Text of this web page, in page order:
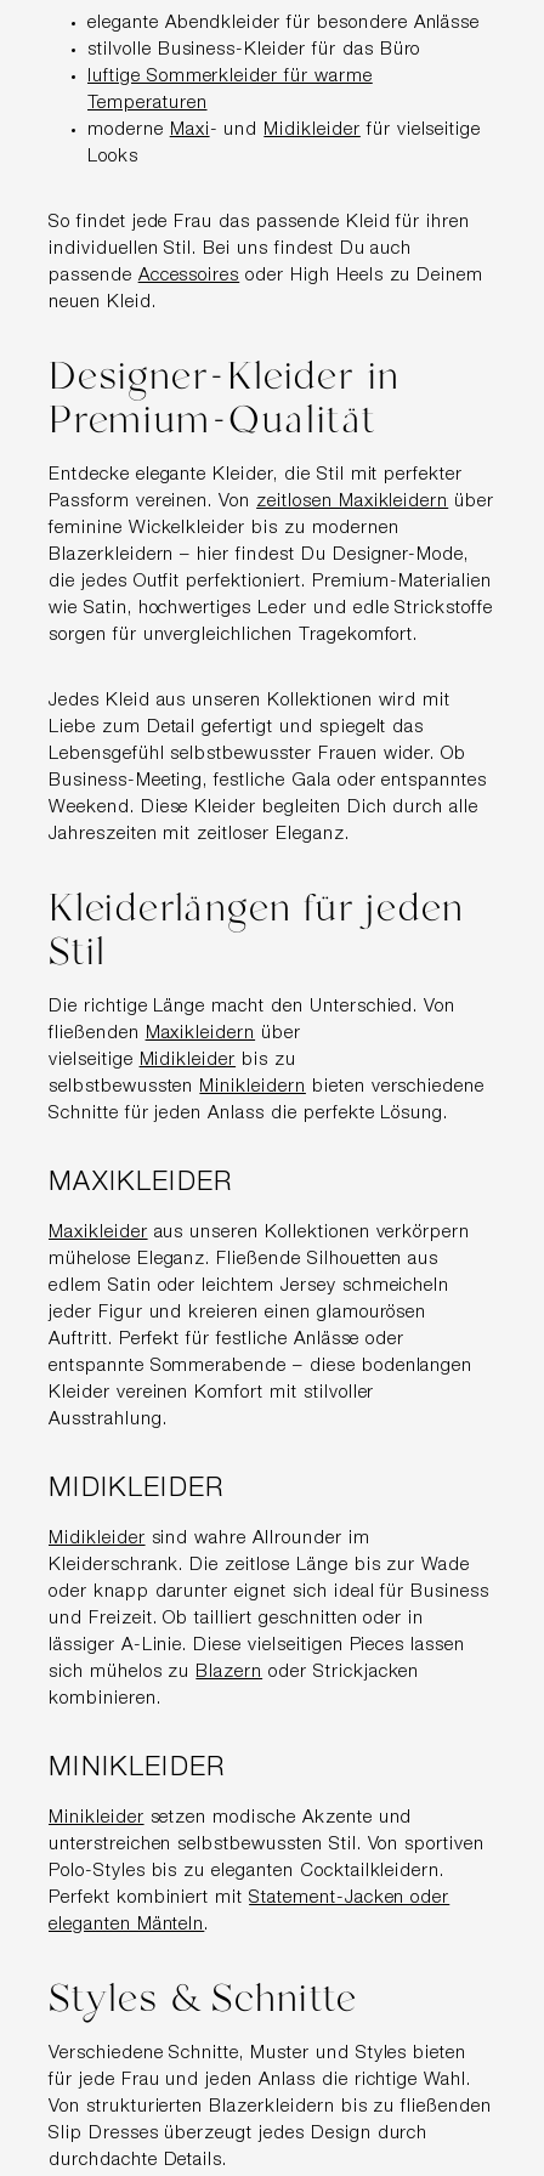
elegante Abendkleider für besondere Anlässe
stilvolle Business-Kleider für das Büro
luftige Sommerkleider für warme
Temperaturen
moderne Maxi - und Midikleider für vielseitige
Looks
So findet jede Frau das passende Kleid für ihren
individuellen Stil. Bei uns findest Du auch
passende Accessoires oder High Heels zu Deinem
neuen Kleid.
Designer-Kleider in
Premium-Qualität
Entdecke elegante Kleider, die Stil mit perfekter
Passform vereinen. Von zeitlosen Maxikleidern über
feminine Wickelkleider bis zu modernen
Blazerkleidern – hier findest Du Designer-Mode,
die jedes Outfit perfektioniert. Premium-Materialien
wie Satin, hochwertiges Leder und edle Strickstoffe
sorgen für unvergleichlichen Tragekomfort.
Jedes Kleid aus unseren Kollektionen wird mit
Liebe zum Detail gefertigt und spiegelt das
Lebensgefühl selbstbewusster Frauen wider. Ob
Business-Meeting, festliche Gala oder entspanntes
Weekend. Diese Kleider begleiten Dich durch alle
Jahreszeiten mit zeitloser Eleganz.
Kleiderlängen für jeden
Stil
Die richtige Länge macht den Unterschied. Von
fließenden Maxikleidern über
vielseitige Midikleider bis zu
selbstbewussten Minikleidern bieten verschiedene
Schnitte für jeden Anlass die perfekte Lösung.
MAXIKLEIDER
Maxikleider aus unseren Kollektionen verkörpern
mühelose Eleganz. Fließende Silhouetten aus
edlem Satin oder leichtem Jersey schmeicheln
jeder Figur und kreieren einen glamourösen
Auftritt. Perfekt für festliche Anlässe oder
entspannte Sommerabende – diese bodenlangen
Kleider vereinen Komfort mit stilvoller
Ausstrahlung.
MIDIKLEIDER
Midikleider sind wahre Allrounder im
Kleiderschrank. Die zeitlose Länge bis zur Wade
oder knapp darunter eignet sich ideal für Business
und Freizeit. Ob tailliert geschnitten oder in
lässiger A-Linie. Diese vielseitigen Pieces lassen
sich mühelos zu Blazern oder Strickjacken
kombinieren.
MINIKLEIDER
Minikleider setzen modische Akzente und
unterstreichen selbstbewussten Stil. Von sportiven
Polo-Styles bis zu eleganten Cocktailkleidern.
Perfekt kombiniert mitStatement-Jacken oder
eleganten Mänteln .
Styles & Schnitte
Verschiedene Schnitte, Muster und Styles bieten
für jede Frau und jeden Anlass die richtige Wahl.
Von strukturierten Blazerkleidern bis zu fließenden
Slip Dresses überzeugt jedes Design durch
durchdachte Details.